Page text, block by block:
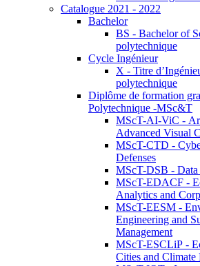
Catalogue 2021 - 2022
Bachelor
BS - Bachelor of
polytechnique
Cycle Ingénieur
X - Titre
polytechnique
Diplôme de formation
Polytechnique -MSc&T
MScT-AI-ViC -
Advanced Visual
MScT-CTD -
Defenses
MScT-DSB - Data
MScT-EDACF -
Analytics and
MScT-EESM -
Engineering and
Management
MScT-ESCLiP -
Cities and Climate